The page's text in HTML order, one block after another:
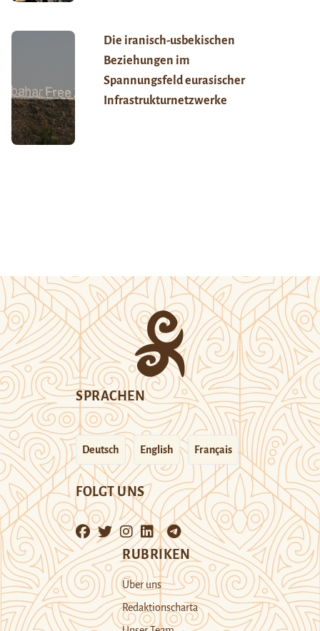
Die iranisch-usbekischen
Beziehungen im
Spannungsfeld eurasischer
Infrastrukturnetzwerke
SPRACHEN
Deutsch English Français
FOLGT UNS
RUBRIKEN
Über uns
Redaktionscharta